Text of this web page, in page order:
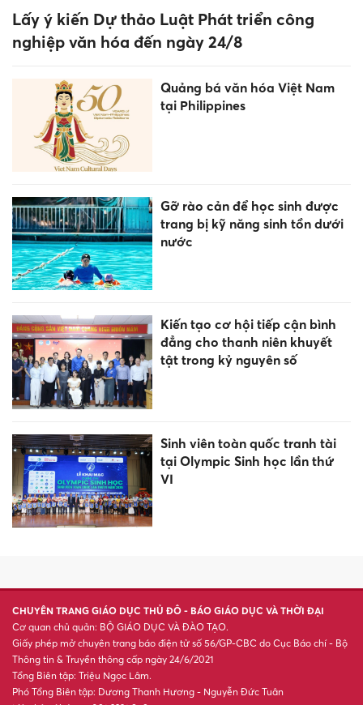
dùng mắc kẹt giữa tốc độ và
nội dung chiều sâu
nhiệm làm lãnh đạo, quản lý
trong 6 trường hợp
Google, mở startup
kiện lên thành phố
Hà Nội: Siết chặt hoạt động
bến bãi ven sông Cầu